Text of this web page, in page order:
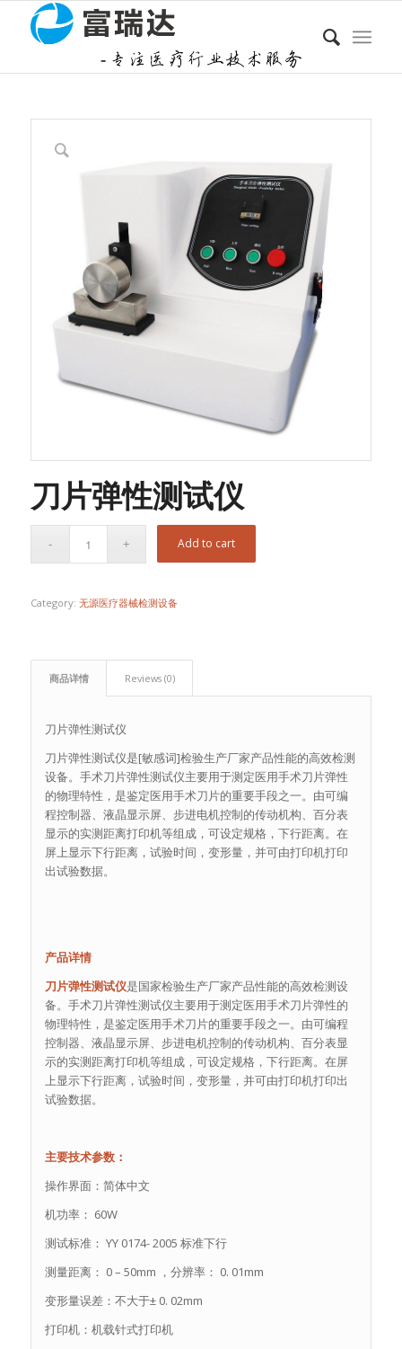
刀片弹性测试仪
Add to cart
Category: 无源医疗器械检测设备
商品详情 Reviews (0)
刀片弹性测试仪
刀片弹性测试仪是[敏感词]检验生产厂家产品性能的高效检测
设备。手术刀片弹性测试仪主要用于测定医用手术刀片弹性
的物理特性，是鉴定医用手术刀片的重要手段之一。由可编
程控制器、液晶显示屏、步进电机控制的传动机构、百分表
显示的实测距离打印机等组成，可设定规格，下行距离。在
屏上显示下行距离，试验时间，变形量，并可由打印机打印
出试验数据。
产品详情
刀片弹性测试仪是国家检验生产厂家产品性能的高效检测设
备。手术刀片弹性测试仪主要用于测定医用手术刀片弹性的
物理特性，是鉴定医用手术刀片的重要手段之一。由可编程
控制器、液晶显示屏、步进电机控制的传动机构、百分表显
示的实测距离打印机等组成，可设定规格，下行距离。在屏
上显示下行距离，试验时间，变形量，并可由打印机打印出
试验数据。
主要技术参数：
操作界面：简体中文
机功率： 60W
测试标准： YY 0174- 2005 标准下行
测量距离： 0 – 50mm ，分辨率： 0. 01mm
变形量误差：不大于± 0. 02mm
打印机：机载针式打印机